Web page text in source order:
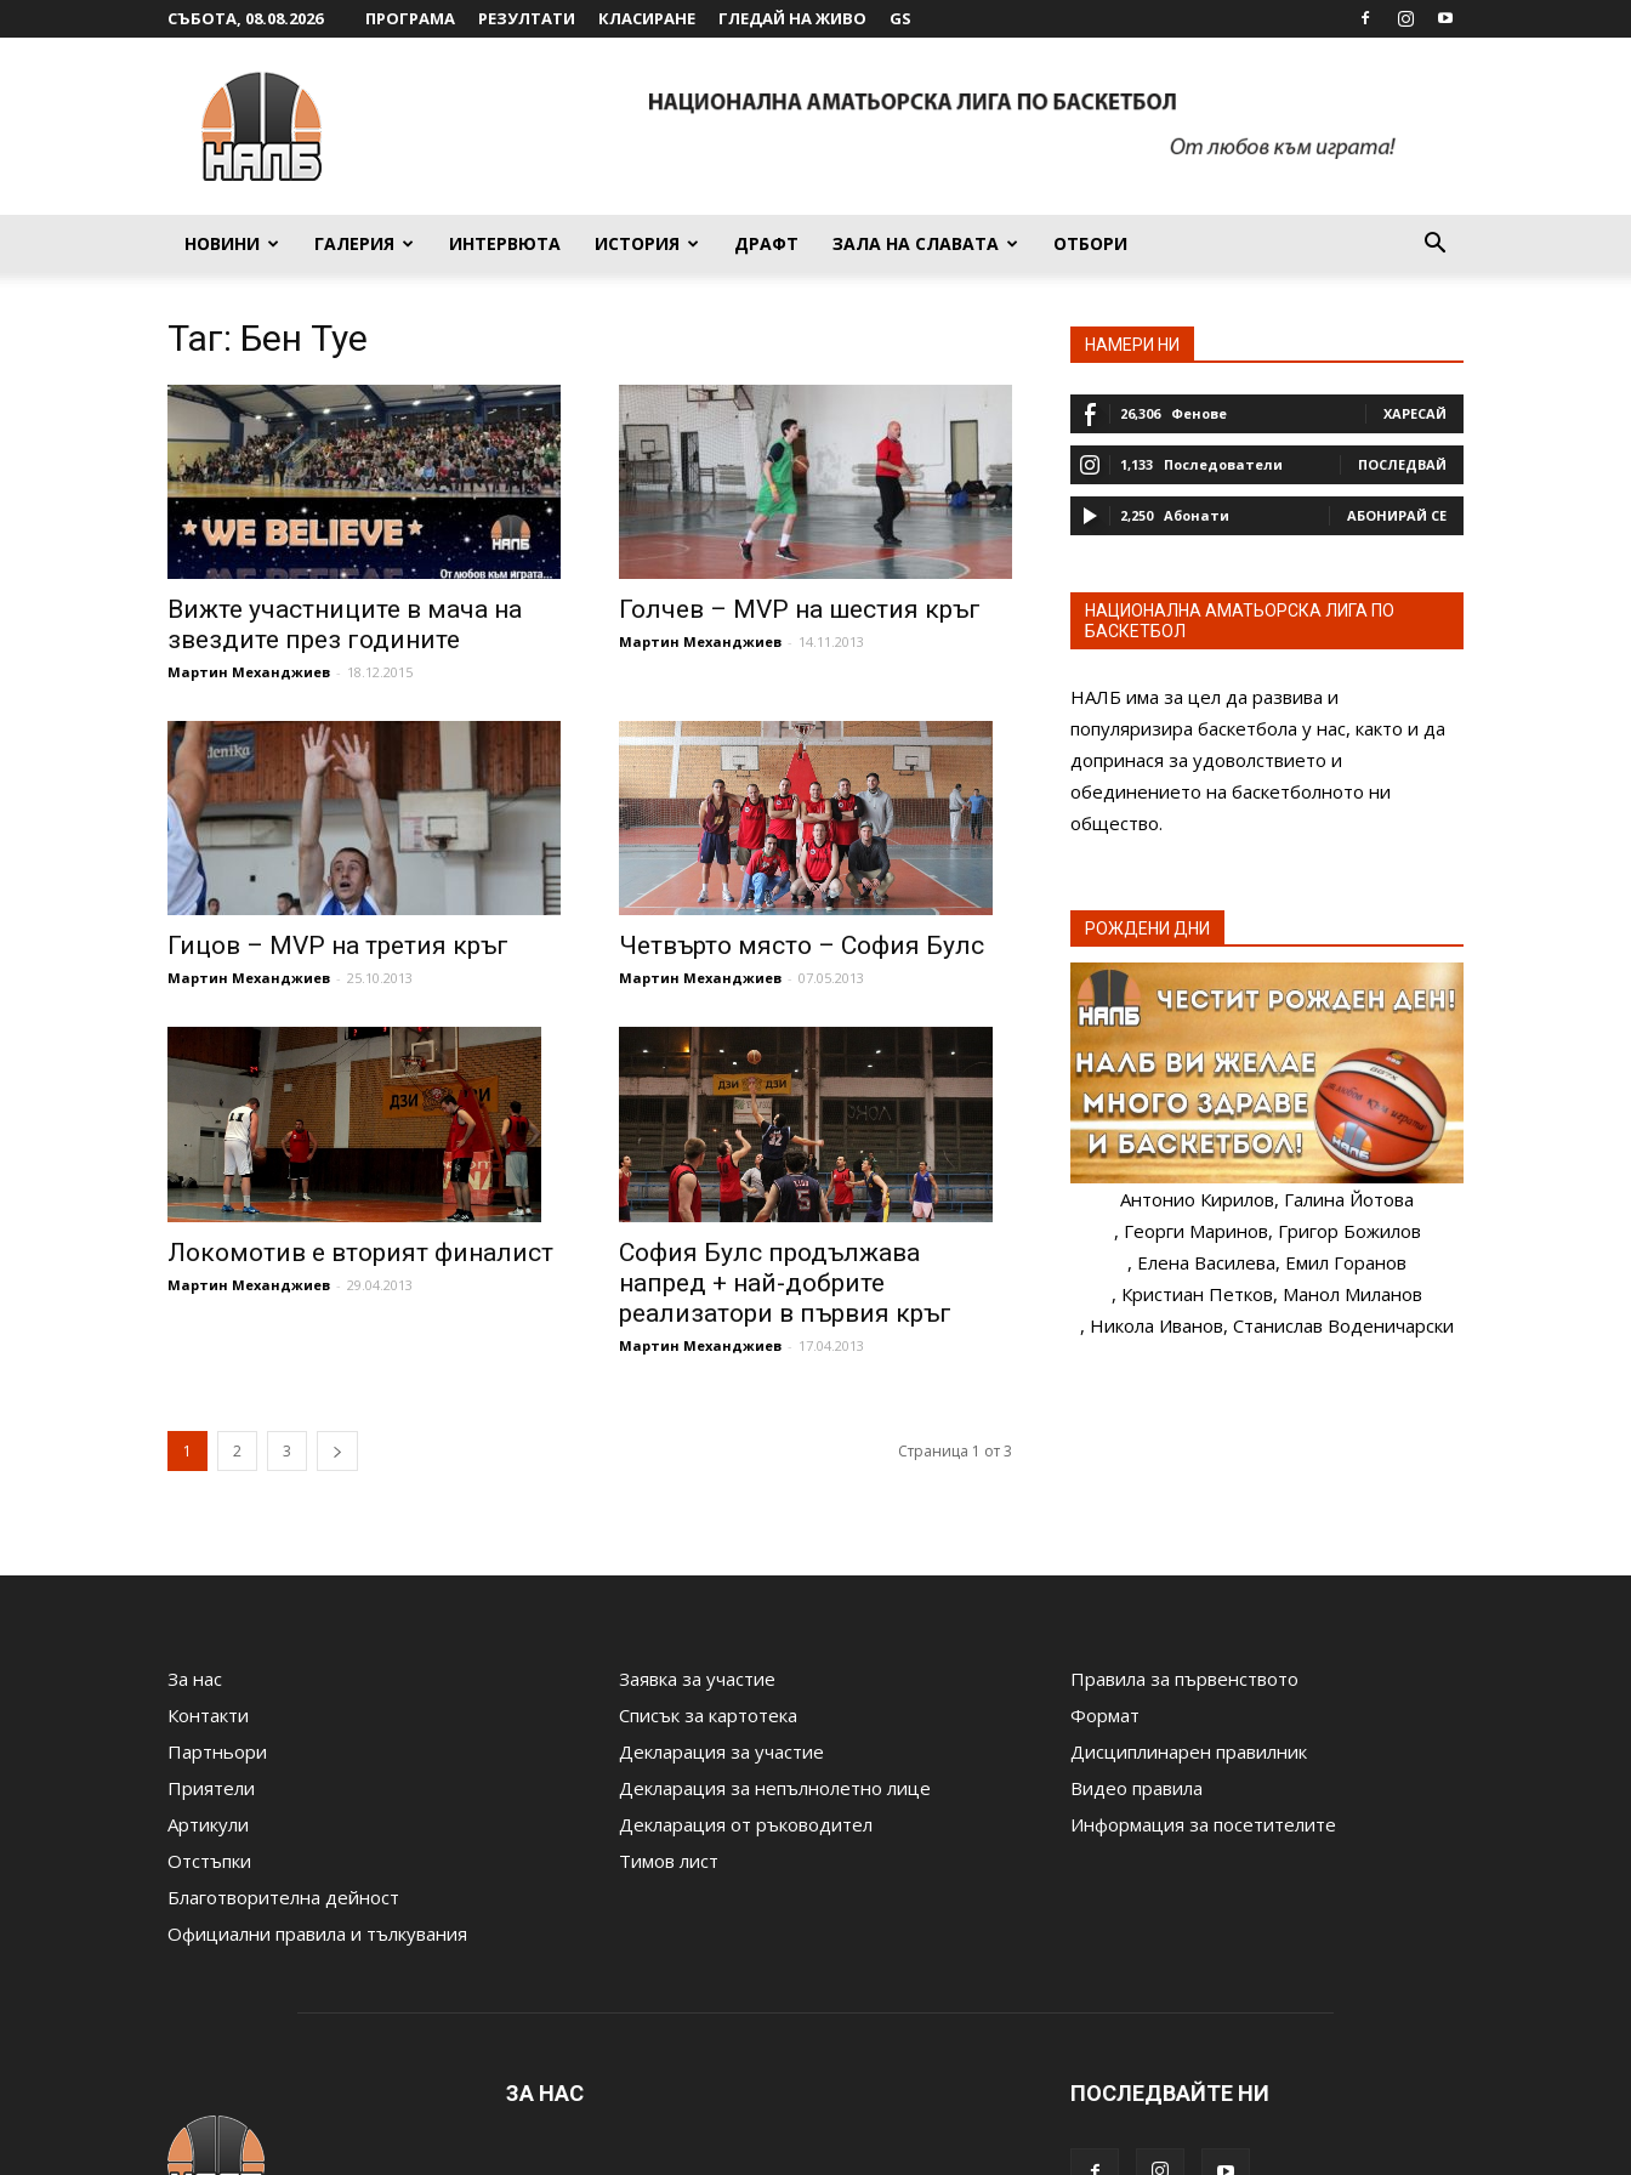
СЪБОТА, 08.08.2026 ПРОГРАМА РЕЗУЛТАТИ КЛАСИРАНЕ ГЛЕДАЙ НА ЖИВО GS
НОВИНИ ГАЛЕРИЯ ИНТЕРВЮТА ИСТОРИЯ ДРАФТ ЗАЛА НА СЛАВАТА ОТБОРИ
Таг: Бен Туе
Вижте участниците в мача на
звездите през годините
Мартин Механджиев - 18.12.2015
Голчев – MVP на шестия кръг
Мартин Механджиев - 14.11.2013
Гицов – MVP на третия кръг
Мартин Механджиев - 25.10.2013
Четвърто място – София Булс
Мартин Механджиев - 07.05.2013
Локомотив е вторият финалист
Мартин Механджиев - 29.04.2013
София Булс продължава
напред + най-добрите
реализатори в първия кръг
Мартин Механджиев - 17.04.2013
1 2 3 Страница 1 от 3
НАМЕРИ НИ
26,306 Фенове ХАРЕСАЙ
1,133 Последователи ПОСЛЕДВАЙ
2,250 Абонати АБОНИРАЙ СЕ
НАЦИОНАЛНА АМАТЬОРСКА ЛИГА ПО
БАСКЕТБОЛ
НАЛБ има за цел да развива и
популяризира баскетбола у нас, както и да
допринася за удоволствието и
обединението на баскетболното ни
общество.
РОЖДЕНИ ДНИ
Антонио Кирилов, Галина Йотова
, Георги Маринов, Григор Божилов
, Елена Василева, Емил Горанов
, Кристиан Петков, Манол Миланов
, Никола Иванов, Станислав Воденичарски
За нас
Контакти
Партньори
Приятели
Артикули
Отстъпки
Благотворителна дейност
Официални правила и тълкувания
Заявка за участие
Списък за картотека
Декларация за участие
Декларация за непълнолетно лице
Декларация от ръководител
Тимов лист
Правила за първенството
Формат
Дисциплинарен правилник
Видео правила
Информация за посетителите
ЗА НАС ПОСЛЕДВАЙТЕ НИ